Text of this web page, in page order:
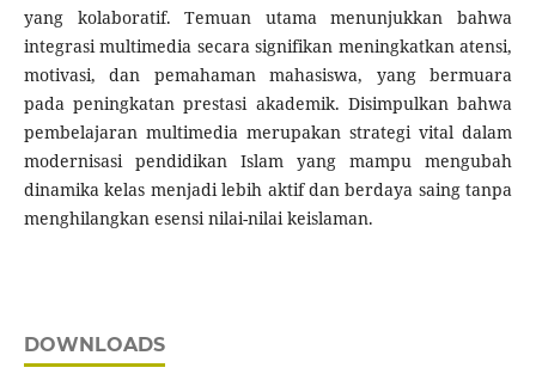
yang kolaboratif. Temuan utama menunjukkan bahwa
integrasi multimedia secara signifikan meningkatkan atensi,
motivasi, dan pemahaman mahasiswa, yang bermuara
pada peningkatan prestasi akademik. Disimpulkan bahwa
pembelajaran multimedia merupakan strategi vital dalam
modernisasi pendidikan Islam yang mampu mengubah
dinamika kelas menjadi lebih aktif dan berdaya saing tanpa
menghilangkan esensi nilai-nilai keislaman.
DOWNLOADS